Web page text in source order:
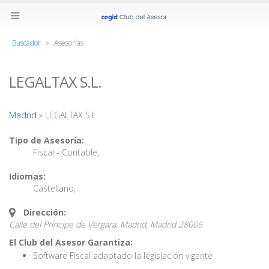
Buscador » Asesorías
LEGALTAX S.L.
Madrid » LEGALTAX S.L.
Tipo de Asesoría:
Fiscal - Contable,
Idiomas:
Castellano,
Dirección:
Calle del Príncipe de Vergara, Madrid, Madrid 28006
El Club del Asesor Garantiza:
Software Fiscal adaptado la legislación vigente